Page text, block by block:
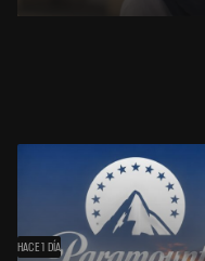
HACE 1 DÍA